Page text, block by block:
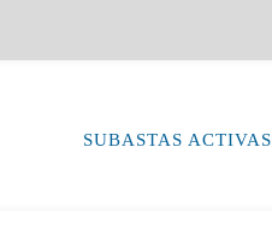
SUBASTAS ACTIVAS